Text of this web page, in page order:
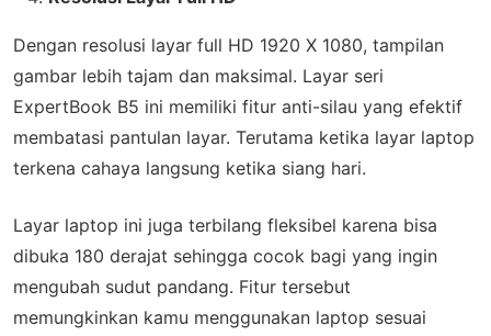
Dengan resolusi layar full HD 1920 X 1080, tampilan
gambar lebih tajam dan maksimal. Layar seri
ExpertBook B5 ini memiliki fitur anti-silau yang efektif
membatasi pantulan layar. Terutama ketika layar laptop
terkena cahaya langsung ketika siang hari.
Layar laptop ini juga terbilang fleksibel karena bisa
dibuka 180 derajat sehingga cocok bagi yang ingin
mengubah sudut pandang. Fitur tersebut
memungkinkan kamu menggunakan laptop sesuai